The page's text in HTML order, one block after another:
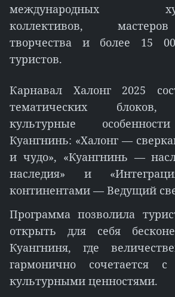
международных
коллективов,
творчества и более 15
туристов.
Карнавал Халонг 2025
тематических блоков,
культурные
Куангнинь: «Халонг —
и чудо», «Куангнинь —
наследия» и
континентами — Ведущий
Программа позволила
открыть для себя
Куангниня, где
гармонично сочетается
культурными ценностями.